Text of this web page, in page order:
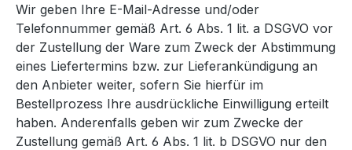
Wir geben Ihre E-Mail-Adresse und/oder
Telefonnummer gemäß Art. 6 Abs. 1 lit. a DSGVO vor
der Zustellung der Ware zum Zweck der Abstimmung
eines Liefertermins bzw. zur Lieferankündigung an
den Anbieter weiter, sofern Sie hierfür im
Bestellprozess Ihre ausdrückliche Einwilligung erteilt
haben. Anderenfalls geben wir zum Zwecke der
Zustellung gemäß Art. 6 Abs. 1 lit. b DSGVO nur den